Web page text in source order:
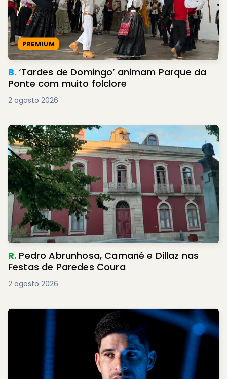
PREMIUM
B.‘Tardes de Domingo’ animam Parque da
Ponte com muito folclore
2 agosto 2026
R. Pedro Abrunhosa, Camané e Dillaz nas
Festas de Paredes Coura
2 agosto 2026